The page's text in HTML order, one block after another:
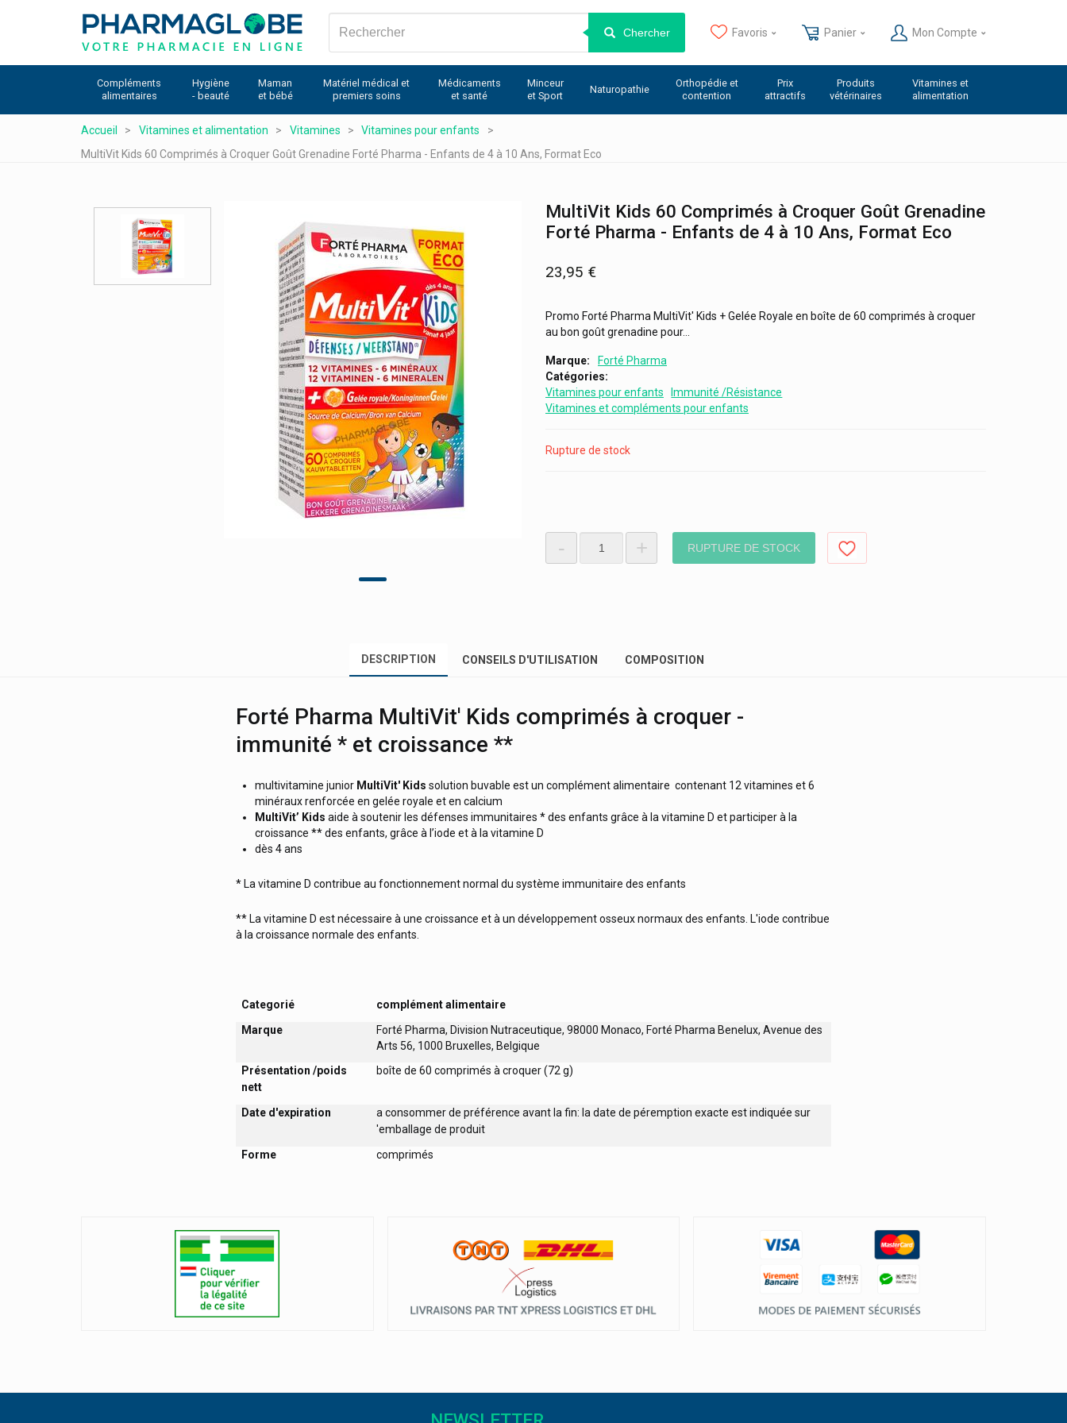
Chercher Favoris Panier Mon Compte
Compléments
alimentaires
Hygiène
- beauté
Maman
et bébé
Matériel médical et
premiers soins
Médicaments
et santé
Minceur
et Sport
Naturopathie
Orthopédie et
contention
Prix
attractifs
Produits
vétérinaires
Vitamines et
alimentation
Accueil Vitamines et alimentation Vitamines
Vitamines pour enfants
MultiVit Kids 60 Comprimés à Croquer Goût Grenadine Forté Pharma - Enfants de 4 à 10 Ans, Format Eco
MultiVit Kids 60 Comprimés à Croquer Goût Grenadine
Forté Pharma - Enfants de 4 à 10 Ans, Format Eco
23,95 €
Promo Forté Pharma MultiVit' Kids + Gelée Royale en boîte de 60 comprimés à croquer
au bon goût grenadine pour...
Marque
Forté Pharma
Catégories
Vitamines pour enfants
Immunité /Résistance
Vitamines et compléments pour enfants
Rupture de stock
- + RUPTURE DE STOCK
DESCRIPTION CONSEILS D'UTILISATION COMPOSITION
Forté Pharma MultiVit' Kids comprimés à croquer -
immunité * et croissance **
multivitamine junior MultiVit' Kids solution buvable est un complément alimentaire contenant 12 vitamines et 6
minéraux renforcée en gelée royale et en calcium
MultiVit’ Kids aide à soutenir les défenses immunitaires * des enfants grâce à la vitamine D et participer à la
croissance ** des enfants, grâce à l’iode et à la vitamine D
dès 4 ans
* La vitamine D contribue au fonctionnement normal du système immunitaire des enfants
** La vitamine D est nécessaire à une croissance et à un développement osseux normaux des enfants. L'iode contribue
à la croissance normale des enfants.
Categorié
complément alimentaire
Marque
Forté Pharma, Division Nutraceutique, 98000 Monaco, Forté Pharma Benelux, Avenue des
Arts 56, 1000 Bruxelles, Belgique
Présentation /poids
nett
boîte de 60 comprimés à croquer (72 g)
Date d'expiration
a consommer de préférence avant la fin: la date de péremption exacte est indiquée sur
'emballage de produit
Forme
comprimés